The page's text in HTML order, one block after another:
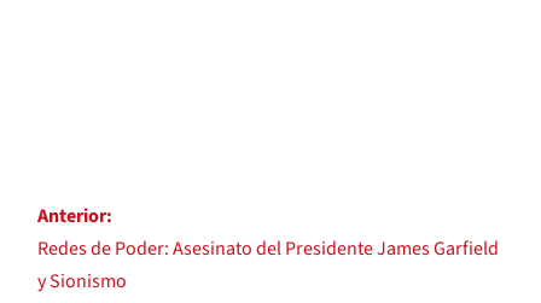
Anterior:
Redes de Poder: Asesinato del Presidente James Garfield
y Sionismo